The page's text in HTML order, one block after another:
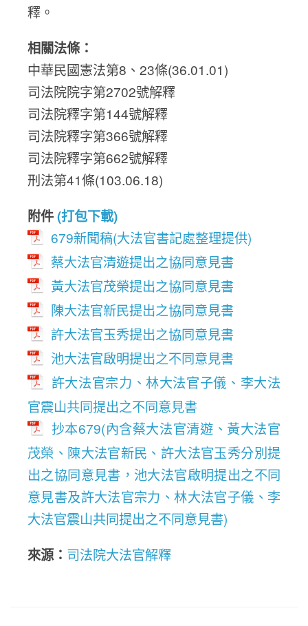
釋。
相關法條：
中華民國憲法第8、23條(36.01.01)
司法院院字第2702號解釋
司法院釋字第144號解釋
司法院釋字第366號解釋
司法院釋字第662號解釋
刑法第41條(103.06.18)
附件(打包下載)
679新聞稿(大法官書記處整理提供)
蔡大法官清遊提出之協同意見書
黃大法官茂榮提出之協同意見書
陳大法官新民提出之協同意見書
許大法官玉秀提出之協同意見書
池大法官啟明提出之不同意見書
許大法官宗力、林大法官子儀、李大法
官震山共同提出之不同意見書
抄本679(內含蔡大法官清遊、黃大法官
茂榮、陳大法官新民、許大法官玉秀分別提
出之協同意見書，池大法官啟明提出之不同
意見書及許大法官宗力、林大法官子儀、李
大法官震山共同提出之不同意見書)
來源： 司法院大法官解釋